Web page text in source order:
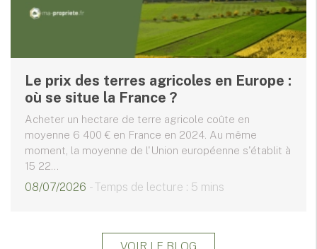
Le prix des terres agricoles en Europe :
où se situe la France ?
Acheter un hectare de terre agricole coûte en
moyenne 6 400 € en France en 2024. Au même
moment, la moyenne de l'Union européenne s'établit à
15 22...
08/07/2026 - Temps de lecture : 5 mins